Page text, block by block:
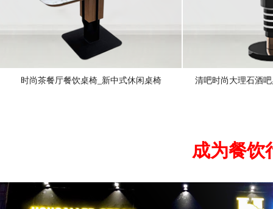
时尚茶餐厅餐饮桌椅_新中式休闲桌椅 清吧时尚大理石酒
成为餐饮